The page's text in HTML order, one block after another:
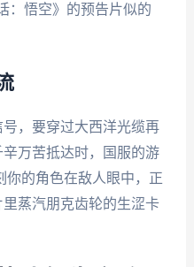
：悟空》的预告片似的
，要穿过大西洋光缆再
万苦抵达时，国服的游
你的角色在敌人眼中，正
蒸汽朋克齿轮的生涩卡